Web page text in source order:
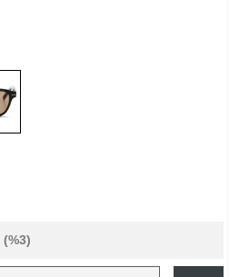
(%3)